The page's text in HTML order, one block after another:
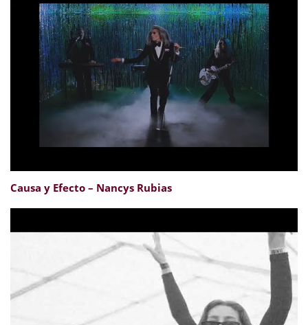
Causa y Efecto – Nancys Rubias